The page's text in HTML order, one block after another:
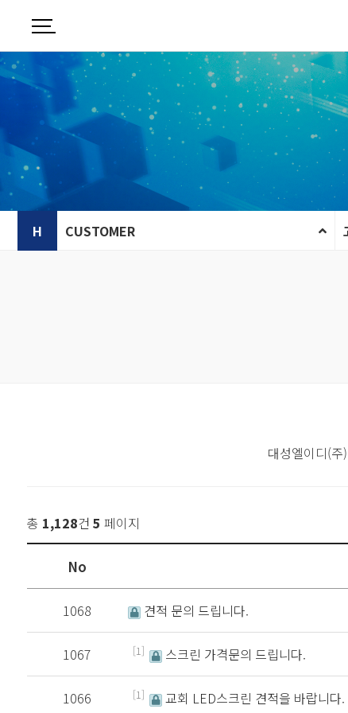
H CUSTOMER
대성엘이디(주
총 1,128건 5 페이지
No
1068 견적 문의 드립니다.
1067 스크린 가격문의 드립니다.
[1]
1066 교회 LED스크린 견적을 바랍니다.
[1]